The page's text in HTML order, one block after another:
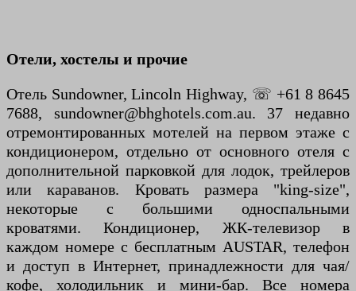
Отели, хостелы и прочие
Отель Sundowner, Lincoln Highway, ☏ +61 8 8645
7688, sundowner@bhghotels.com.au. 37 недавно
отремонтированных мотелей на первом этаже с
кондиционером, отдельно от основного отеля с
дополнительной парковкой для лодок, трейлеров
или караванов. Кровать размера "king-size",
некоторые с большими односпальными
кроватями. Кондиционер, ЖК-телевизор в
каждом номере с бесплатным AUSTAR, телефон
и доступ в Интернет, принадлежности для чая/
кофе, холодильник и мини-бар. Все номера